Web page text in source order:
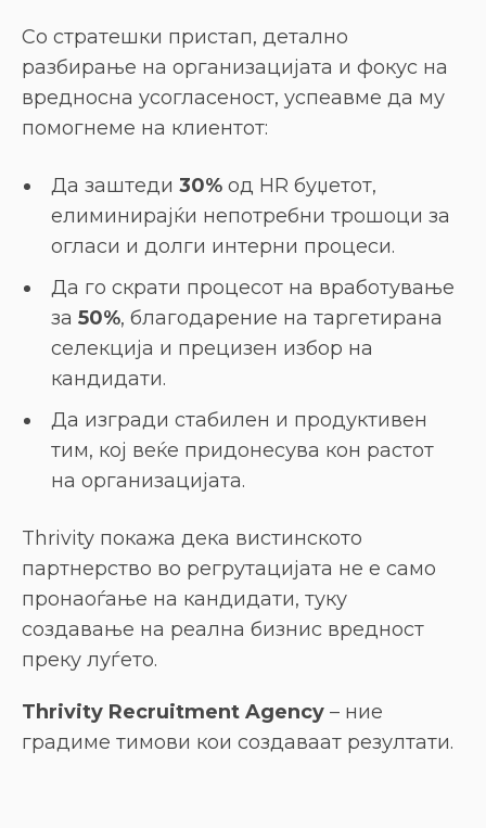
Со стратешки пристап, детално
разбирање на организацијата и фокус на
вредносна усогласеност, успеавме да му
помогнеме на клиентот:
Да заштеди 30% од HR буџетот,
елиминирајќи непотребни трошоци за
огласи и долги интерни процеси.
Да го скрати процесот на вработување
за 50%, благодарение на таргетирана
селекција и прецизен избор на
кандидати.
Да изгради стабилен и продуктивен
тим, кој веќе придонесува кон растот
на организацијата.
Thrivity покажа дека вистинското
партнерство во регрутацијата не е само
пронаоѓање на кандидати, туку
создавање на реална бизнис вредност
преку луѓето.
Thrivity Recruitment Agency – ние
градиме тимови кои создаваат резултати.